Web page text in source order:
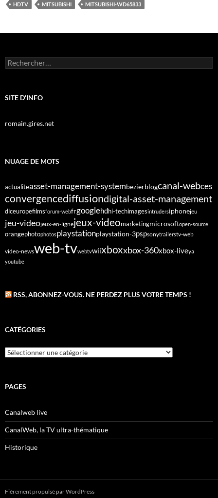
HDTV MITSUBISHI MITSUBISHI-WD65833
Rechercher :
SITE D'INFO
romain.gires.net
NUAGE DE MOTS
actualiteasset-management-systembezierblogcanal-webces
convergencediffusiondigital-asset-management
dlceuropefilmsforum-webfrgooglehdhi-techimagesintrudersiphonejeu
jeu-videojeux-en-lignejeux-videomarketingmicrosoftopen-source
orangephotophotosplaystationplaystation-3pspsonytrailerstv-web
video-newsweb-tvwebtvwiixboxxbox-360xbox-liveya
youtube
RSS, ABONNEZ-VOUS. NE PERDEZ PLUS VOTRE TEMPS !
CATÉGORIES
Catégories
PAGES
Canalweb live
CanalWeb, la TV ultra-thématique
Historique
Fièrement propulsé par WordPress